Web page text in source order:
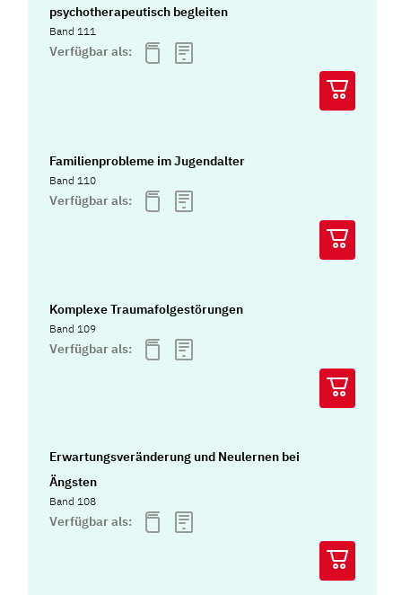
psychotherapeutisch begleiten
Band 111
Verfügbar als:
Familienprobleme im Jugendalter
Band 110
Verfügbar als:
Komplexe Traumafolgestörungen
Band 109
Verfügbar als:
Erwartungsveränderung und Neulernen bei
Ängsten
Band 108
Verfügbar als: